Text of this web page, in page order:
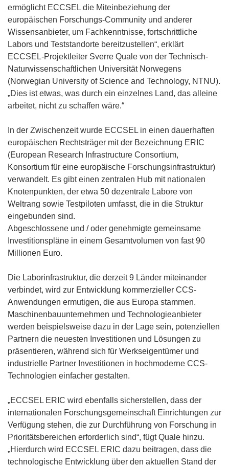
ermöglicht ECCSEL die Miteinbeziehung der
europäischen Forschungs-Community und anderer
Wissensanbieter, um Fachkenntnisse, fortschrittliche
Labors und Teststandorte bereitzustellen“, erklärt
ECCSEL-Projektleiter Sverre Quale von der Technisch-
Naturwissenschaftlichen Universität Norwegens
(Norwegian University of Science and Technology, NTNU).
„Dies ist etwas, was durch ein einzelnes Land, das alleine
arbeitet, nicht zu schaffen wäre.“
In der Zwischenzeit wurde ECCSEL in einen dauerhaften
europäischen Rechtsträger mit der Bezeichnung ERIC
(European Research Infrastructure Consortium,
Konsortium für eine europäische Forschungsinfrastruktur)
verwandelt. Es gibt einen zentralen Hub mit nationalen
Knotenpunkten, der etwa 50 dezentrale Labore von
Weltrang sowie Testpiloten umfasst, die in die Struktur
eingebunden sind.
Abgeschlossene und / oder genehmigte gemeinsame
Investitionspläne in einem Gesamtvolumen von fast 90
Millionen Euro.
Die Laborinfrastruktur, die derzeit 9 Länder miteinander
verbindet, wird zur Entwicklung kommerzieller CCS-
Anwendungen ermutigen, die aus Europa stammen.
Maschinenbauunternehmen und Technologieanbieter
werden beispielsweise dazu in der Lage sein, potenziellen
Partnern die neuesten Investitionen und Lösungen zu
präsentieren, während sich für Werkseigentümer und
industrielle Partner Investitionen in hochmoderne CCS-
Technologien einfacher gestalten.
„ECCSEL ERIC wird ebenfalls sicherstellen, dass der
internationalen Forschungsgemeinschaft Einrichtungen zur
Verfügung stehen, die zur Durchführung von Forschung in
Prioritätsbereichen erforderlich sind“, fügt Quale hinzu.
„Hierdurch wird ECCSEL ERIC dazu beitragen, dass die
technologische Entwicklung über den aktuellen Stand der